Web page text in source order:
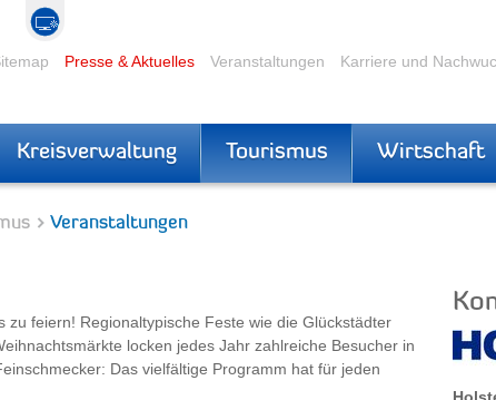
Presse & Aktuelles Veranstaltungen Karriere und
Kreisverwaltung Tourismus Wirtschaft
Veranstaltungen
feiern! Regionaltypische Feste wie die Glückstädter
locken jedes Jahr zahlreiche Besucher in
Das vielfältige Programm hat für jeden